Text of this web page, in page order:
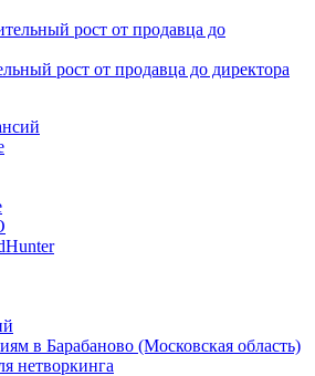
рост от продавца до директора
в Барабаново (Московская область)
нетворкинга